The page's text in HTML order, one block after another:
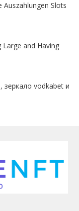
Auszahlungen Slots
Large and Having
зеркало vodkabet и